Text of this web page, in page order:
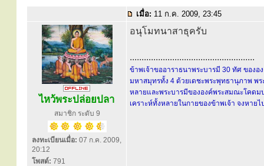
เมื่อ: 11 ก.ค. 2009, 23:45
ไหว้พระปล่อยปลา
สมาชิก ระดับ 9
ลงทะเบียนเมื่อ: 07 ก.ค. 2009,
20:12
โพสต์: 791
อนุโมทนาสาธุครับ
.....................................................
ข้าพเจ้าขออาราธนาพระบารมี 30 ทัศ ของ
มหาสมุทรทั้ง 4 ด้วยเดชะพระพุทธานุภาพ พ
หลายและพระบารมีขององค์พระสมณะโคดม
เคราะห์ทั้งหลายในกายของข้าพเจ้า จงหา